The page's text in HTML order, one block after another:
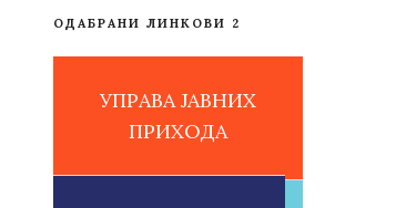
ОДАБРАНИ ЛИНКОВИ 2
УПРАВА ЈАВНИХ
ПРИХОДА